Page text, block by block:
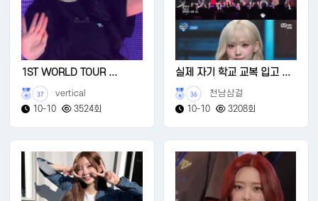
1ST WORLD TOUR ...
37
vertical
10-10
3524회
실제 자기 학교 교복 입고 ...
36
천남삼걸
10-10
3208회